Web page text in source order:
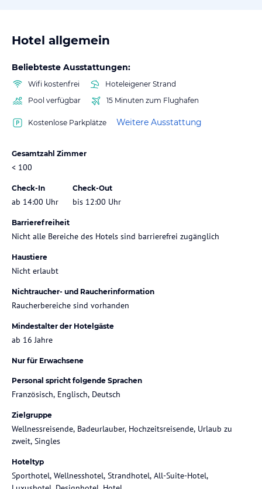
Hotel allgemein
Beliebteste Ausstattungen:
Wifi kostenfrei
Hoteleigener Strand
Pool verfügbar
15 Minuten zum Flughafen
Kostenlose Parkplätze Weitere Ausstattung
Gesamtzahl Zimmer
< 100
Check-In
ab 14:00 Uhr
Check-Out
bis 12:00 Uhr
Barrierefreiheit
Nicht alle Bereiche des Hotels sind barrierefrei zugänglich
Haustiere
Nicht erlaubt
Nichtraucher- und Raucherinformation
Raucherbereiche sind vorhanden
Mindestalter der Hotelgäste
ab 16 Jahre
Nur für Erwachsene
Personal spricht folgende Sprachen
Französisch, Englisch, Deutsch
Zielgruppe
Wellnessreisende, Badeurlauber, Hochzeitsreisende, Urlaub zu
zweit, Singles
Hoteltyp
Sporthotel, Wellnesshotel, Strandhotel, All-Suite-Hotel,